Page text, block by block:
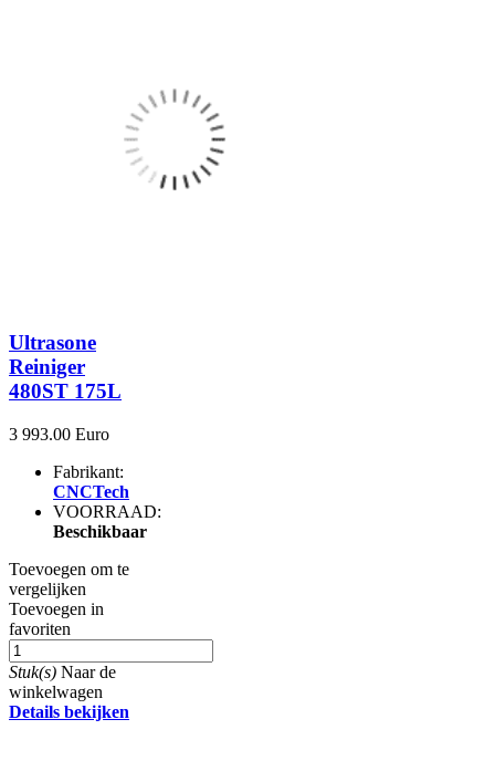
Ultrasone
Reiniger
480ST 175L
3 993.00 Euro
Fabrikant:
CNCTech
VOORRAAD:
Beschikbaar
Toevoegen om te
vergelijken
Toevoegen in
favoriten
Stuk(s) Naar de
winkelwagen
Details bekijken